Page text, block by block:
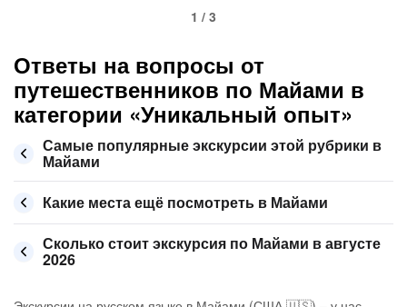
1 / 3
Ответы на вопросы от
путешественников по Майами в
категории «Уникальный опыт»
Самые популярные экскурсии этой рубрики в
Майами
Какие места ещё посмотреть в Майами
Сколько стоит экскурсия по Майами в августе
2026